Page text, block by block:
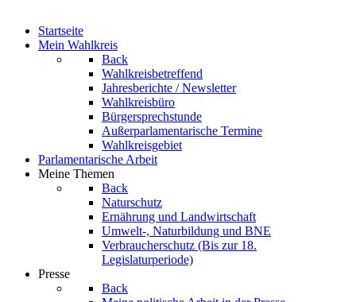
Startseite
Mein Wahlkreis
Back
Wahlkreisbetreffend
Jahresberichte / Newsletter
Wahlkreisbüro
Bürgersprechstunde
Außerparlamentarische Termine
Wahlkreisgebiet
Parlamentarische Arbeit
Meine Themen
Back
Naturschutz
Ernährung und Landwirtschaft
Umwelt-, Naturbildung und BNE
Verbraucherschutz (Bis zur 18.
Legislaturperiode)
Presse
Back